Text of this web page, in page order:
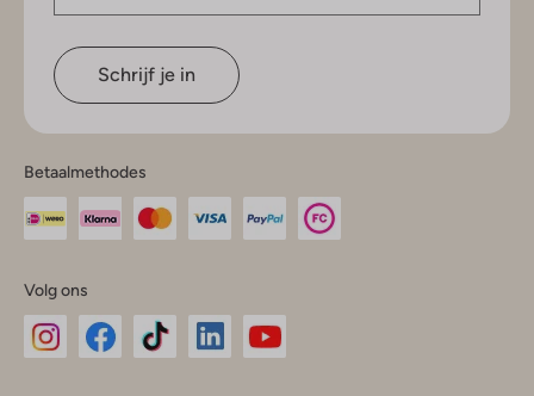
Schrijf je in
Betaalmethodes
Volg ons